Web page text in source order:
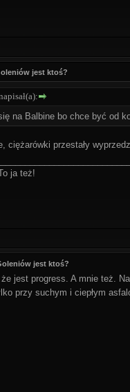
jest ktoś?
na Balbine bo chce być od
ciężarówki przestały
ja też!
jest ktoś?
jest progress. A mnie też.
przy suchym i ciepłym